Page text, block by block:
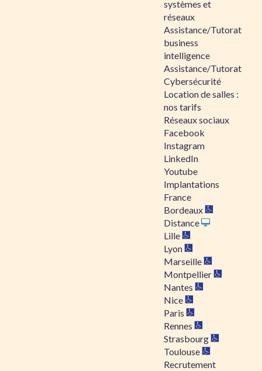
systèmes et
réseaux
Assistance/Tutorat
business
intelligence
Assistance/Tutorat
Cybersécurité
Location de salles :
nos tarifs
Réseaux sociaux
Facebook
Instagram
LinkedIn
Youtube
Implantations
France
Bordeaux
Distance
Lille
Lyon
Marseille
Montpellier
Nantes
Nice
Paris
Rennes
Strasbourg
Toulouse
Recrutement